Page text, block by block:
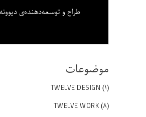
طراح و توسعه‌دهنده‌ی
موضوعات
TWELVE DESIGN (۱)
TWELVE WORK (۸)